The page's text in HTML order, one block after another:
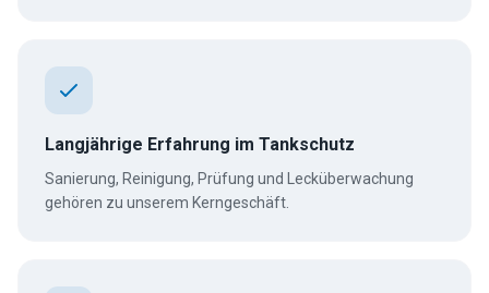
Langjährige Erfahrung im Tankschutz
Sanierung, Reinigung, Prüfung und Lecküberwachung
gehören zu unserem Kerngeschäft.